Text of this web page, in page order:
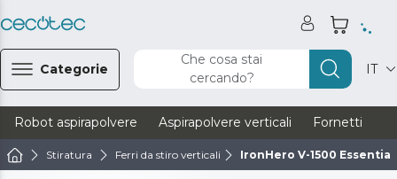
Categorie
Che cosa stai
cercando?
IT
Robot aspirapolvere Aspirapolvere verticali Fornetti
Stiratura Ferri da stiro verticali IronHero V-1500 Essential